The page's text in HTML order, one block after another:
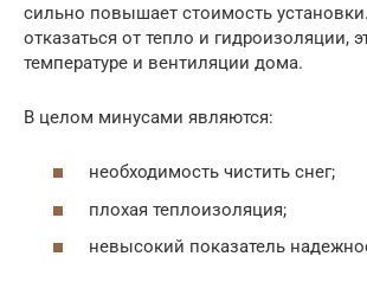
сильно повышает стоимость
отказаться от тепло и гидроизоляции,
температуре и вентиляции дома.
В целом минусами являются:
необходимость чистить снег;
плохая теплоизоляция;
невысокий показатель